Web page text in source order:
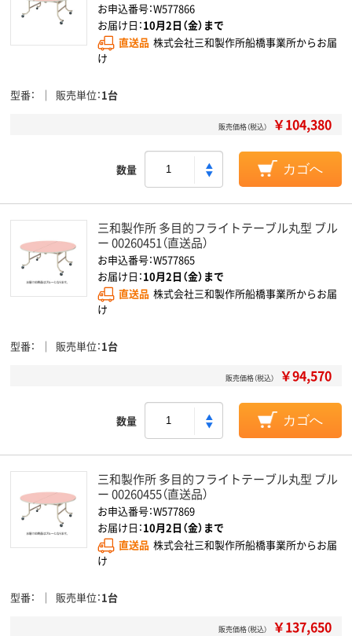
お申込番号：W577866
お届け日：10月2日（金）まで
直送品 株式会社三和製作所船橋事業所からお届
け
型番 販売単位 1台
販売価格（税込） ￥104,380
数量 カゴへ
三和製作所 多目的フライトテーブル丸型 ブル
ー 00260451（直送品）
お申込番号：W577865
お届け日：10月2日（金）まで
直送品 株式会社三和製作所船橋事業所からお届
け
型番 販売単位 1台
販売価格（税込） ￥94,570
数量 カゴへ
三和製作所 多目的フライトテーブル丸型 ブル
ー 00260455（直送品）
お申込番号：W577869
お届け日：10月2日（金）まで
直送品 株式会社三和製作所船橋事業所からお届
け
型番 販売単位 1台
販売価格（税込） ￥137,650